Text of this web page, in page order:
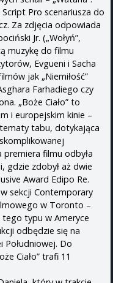
Pro scenariusza do
Za zdjęcia odpowiada
Jr. („Wołyń”,
muzykę do filmu
Evgueni i Sacha
jak „Niemiłość”
Farhadiego czy
„Boże Ciało” to
i europejskim kinie –
tabu, dotykająca
premiera filmu odbyła
gdzie zdobył aż dwie
Award Edipo Re.
sekcji Contemporary
w Toronto –
tego typu w Ameryce
odbędzie się na
Południowej. Do
Ciało” trafi 11